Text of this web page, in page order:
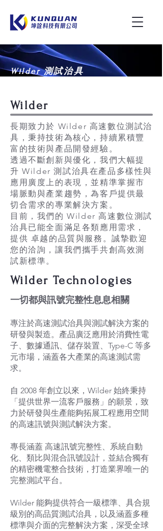
Wilder 測試治具
Wilder
長期致力於 Wilder 高速數位測試治
具，秉持技術為核心，持續累積豐
富的技術與產品開發經驗。
透過不斷創新與優化，我們大幅提
升 Wilder 測試治具在產品多樣性與
應用廣度上的表現，並精準掌握市
場脈動與產業趨勢，為客戶提供最
切合需求的專業解決方案。
目前，我們的 Wilder 高速數位測試
治具已能全面滿足各類應用需求，
提供 卓越的品質與服務。誠摯歡迎
您的洽詢，讓我們攜手共創高效測
試新標準。
Wilder Technologies
一切都與訊號完整性息息相關
專注於高速測試治具與測試解決方案的
研發與製造。產品廣泛應用於消費性電
子、數據通訊、儲存裝置、Type-C 等多
元市場，涵蓋各大產業的高速測試需
求。
自 2008 年創立以來，Wilder 始終秉持
「提供世界一流客戶服務」的願景，致
力於研發與生產能夠拓展工程應用空間
的高速訊號與測試解決方案。
專長涵蓋 高速訊號完整性、系統自動
化、類比與混合訊號設計，並結合獨有
的精密機電整合技術，打造業界唯一的
完整測試平台。
Wilder 能夠提供符合一級標準、具合規
級別的高品質測試治具，以及涵蓋多種
標準與介面的完整解決方案，深受全球